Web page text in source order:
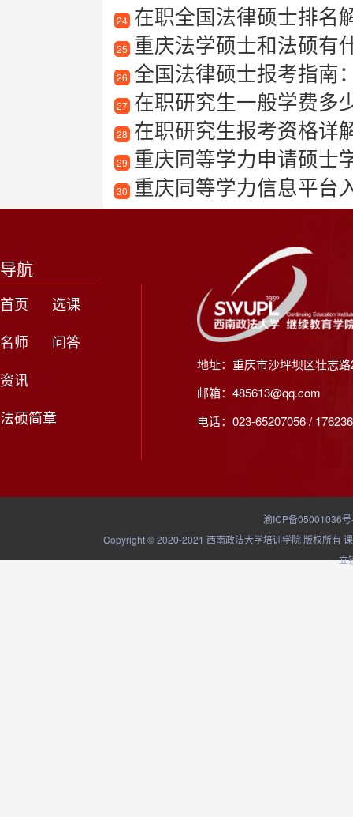
24 在职全国法律硕士排名
25 重庆法学硕士和法硕有
26 全国法律硕士报考指南
27 在职研究生一般学费多
28 在职研究生报考资格详
29 重庆同等学力申请硕士
30 重庆同等学力信息平台
导航
首页
选课
名师
问答
资讯
法硕简章
地址：重庆市沙坪坝区壮志
邮箱：485613@qq.com
电话：023-65207056 /
渝ICP备05001036
Copyright © 2020-2021 西南政法大学培训学院 版权所有
立